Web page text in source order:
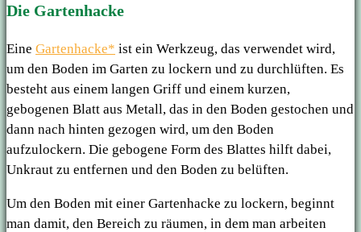
Die Gartenhacke
Eine Gartenhacke* ist ein Werkzeug, das verwendet wird,
um den Boden im Garten zu lockern und zu durchlüften. Es
besteht aus einem langen Griff und einem kurzen,
gebogenen Blatt aus Metall, das in den Boden gestochen und
dann nach hinten gezogen wird, um den Boden
aufzulockern. Die gebogene Form des Blattes hilft dabei,
Unkraut zu entfernen und den Boden zu belüften.
Um den Boden mit einer Gartenhacke zu lockern, beginnt
man damit, den Bereich zu räumen, in dem man arbeiten